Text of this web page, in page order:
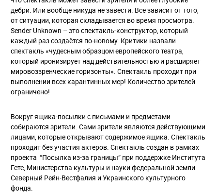
дебри. Или вообще никуда не завести. Все зависит от того,
от ситуации, которая складывается во время просмотра.
Sender Unknown – это спектакль-конструктор, который
каждый раз создаётся по-новому. Критики назвали
спектакль «чудесным образцом европейского театра,
который иронизирует над действительностью и расширяет
мировоззренческие горизонты». Спектакль проходит при
выполнении всех карантинных мер! Количество зрителей
ограничено!
Вокруг ящика-посылки с письмами и предметами
собираются зрители. Сами зрители являются действующими
лицами, которые открывают содержимое ящика. Спектакль
проходит без участия актеров. Спектакль создан в рамках
проекта “Посылка из-за границы” при поддержке Института
Гете, Министерства культуры и науки федеральной земли
Северный Рейн-Вестфалия и Украинского культурного
фонда.